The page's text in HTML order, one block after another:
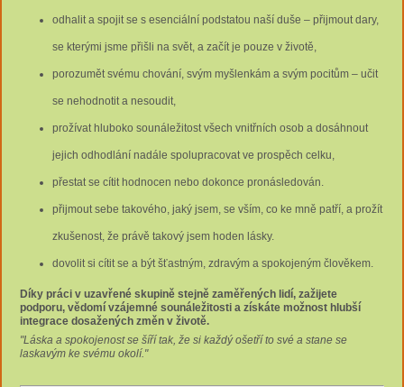
odhalit a spojit se s esenciální podstatou naší duše – přijmout dary,
se kterými jsme přišli na svět, a začít je pouze v životě,
porozumět svému chování, svým myšlenkám a svým pocitům – učit
se nehodnotit a nesoudit,
prožívat hluboko sounáležitost všech vnitřních osob a dosáhnout
jejich odhodlání nadále spolupracovat ve prospěch celku,
přestat se cítit hodnocen nebo dokonce pronásledován.
přijmout sebe takového, jaký jsem, se vším, co ke mně patří, a prožít
zkušenost, že právě takový jsem hoden lásky.
dovolit si cítit se a být šťastným, zdravým a spokojeným člověkem.
Díky práci v uzavřené skupině stejně zaměřených lidí, zažijete
podporu, vědomí vzájemné sounáležitosti a získáte možnost hlubší
integrace dosažených změn v životě.
"Láska a spokojenost se šíří tak, že si každý ošetří to své a stane se
laskavým ke svému okolí."